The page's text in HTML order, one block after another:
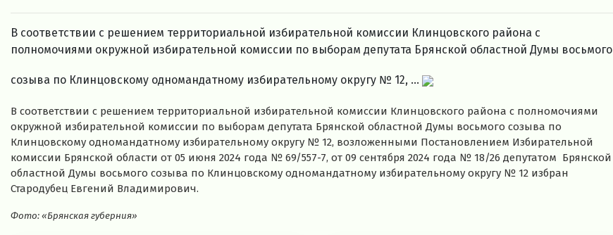
В соответствии с решением территориальной избирательной комиссии Клинцовского района с
полномочиями окружной избирательной комиссии по выборам депутата Брянской областной Думы восьмого
созыва по Клинцовскому одномандатному избирательному округу № 12, ...
В соответствии с решением территориальной избирательной комиссии Клинцовского района с полномочиями
окружной избирательной комиссии по выборам депутата Брянской областной Думы восьмого созыва по
Клинцовскому одномандатному избирательному округу № 12, возложенными Постановлением Избирательной
комиссии Брянской области от 05 июня 2024 года № 69/557-7, от 09 сентября 2024 года № 18/26 депутатом Брянской
областной Думы восьмого созыва по Клинцовскому одномандатному избирательному округу № 12 избран
Стародубец Евгений Владимирович.
Фото: «Брянская губерния»